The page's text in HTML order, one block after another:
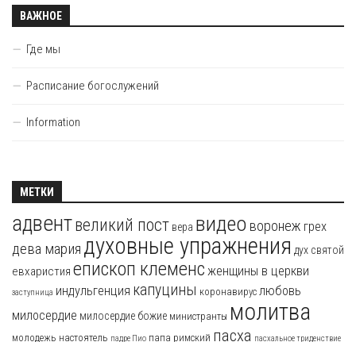
ВАЖНОЕ
Где мы
Расписание богослужений
Information
МЕТКИ
адвентвеликий пост вера видео воронеж грех
дева мария духовные упражнения дух святой
евхаристия епископ клеменс женщины в церкви
заступница индульгенция капуцины коронавирус любовь
милосердие милосердие божие министранты молитва
молодежь настоятель падре Пио папа римский пасха пасхальное триденствие